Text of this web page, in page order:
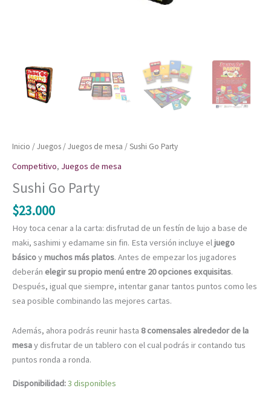
Inicio /Juegos /Juegos de mesa / Sushi Go Party
Competitivo, Juegos de mesa
Sushi Go Party
$23.000
Hoy toca cenar a la carta: disfrutad de un festín de lujo a base de
maki, sashimi y edamame sin fin. Esta versión incluye eljuego
básicoymuchos más platos. Antes de empezar los jugadores
deberán elegir su propio menú entre 20 opciones exquisitas.
Después, igual que siempre, intentar ganar tantos puntos como les
sea posible combinando las mejores cartas.
Además, ahora podrás reunir hasta 8 comensales alrededor de la
mesay disfrutar de un tablero con el cual podrás ir contando tus
puntos ronda a ronda.
Disponibilidad:3 disponibles